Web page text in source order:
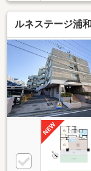
す。・檜
採用。 一
は水栓・
ガーデニ
付き。管
東武スト
学校が徒
ルネステージ浦